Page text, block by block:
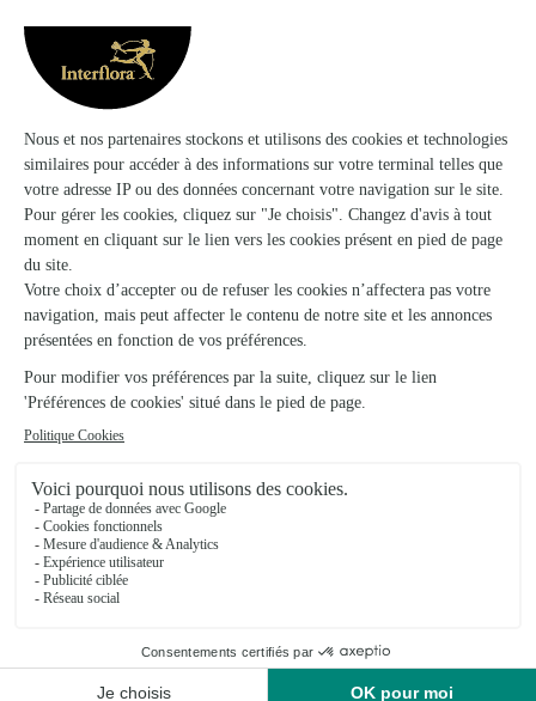
Fleurs et Creation
Remiremont
★★
1 Esplanade La Filature
Voir la boutique
Arc en Ciel
4.9 (60)
60, rue Maurice Burrus